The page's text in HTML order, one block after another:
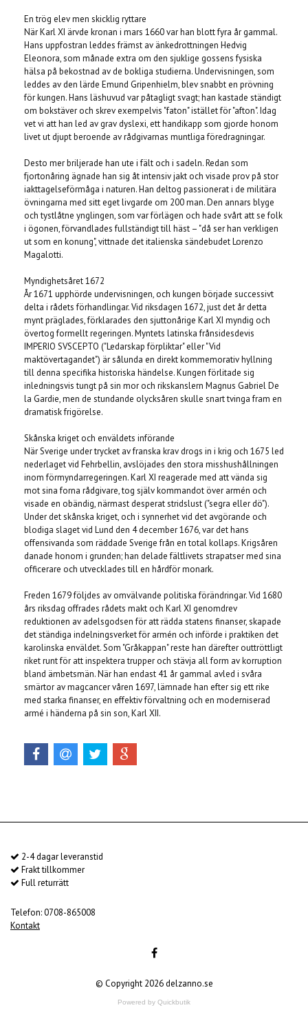
En trög elev men skicklig ryttare
När Karl XI ärvde kronan i mars 1660 var han blott fyra år gammal.
Hans uppfostran leddes främst av änkedrottningen Hedvig
Eleonora, som månade extra om den sjuklige gossens fysiska
hälsa på bekostnad av de bokliga studierna. Undervisningen, som
leddes av den lärde Emund Gripenhielm, blev snabbt en prövning
för kungen. Hans läshuvud var påtagligt svagt; han kastade ständigt
om bokstäver och skrev exempelvis "faton" istället för "afton". Idag
vet vi att han led av grav dyslexi, ett handikapp som gjorde honom
livet ut djupt beroende av rådgivarnas muntliga föredragningar.
Desto mer briljerade han ute i fält och i sadeln. Redan som
fjortonåring ägnade han sig åt intensiv jakt och visade prov på stor
iakttagelseförmåga i naturen. Han deltog passionerat i de militära
övningarna med sitt eget livgarde om 200 man. Den annars blyge
och tystlåtne ynglingen, som var förlägen och hade svårt att se folk
i ögonen, förvandlades fullständigt till häst – "då ser han verkligen
ut som en konung", vittnade det italienska sändebudet Lorenzo
Magalotti.
Myndighetsåret 1672
År 1671 upphörde undervisningen, och kungen började successivt
delta i rådets förhandlingar. Vid riksdagen 1672, just det år detta
mynt präglades, förklarades den sjuttonårige Karl XI myndig och
övertog formellt regeringen. Myntets latinska frånsidesdevis
IMPERIO SVSCEPTO ("Ledarskap förpliktar" eller "Vid
maktövertagandet") är sålunda en direkt kommemorativ hyllning
till denna specifika historiska händelse. Kungen förlitade sig
inledningsvis tungt på sin mor och rikskanslern Magnus Gabriel De
la Gardie, men de stundande olycksåren skulle snart tvinga fram en
dramatisk frigörelse.
Skånska kriget och enväldets införande
När Sverige under trycket av franska krav drogs in i krig och 1675 led
nederlaget vid Fehrbellin, avslöjades den stora misshushållningen
inom förmyndarregeringen. Karl XI reagerade med att vända sig
mot sina forna rådgivare, tog själv kommandot över armén och
visade en obändig, närmast desperat stridslust ("segra eller dö").
Under det skånska kriget, och i synnerhet vid det avgörande och
blodiga slaget vid Lund den 4 december 1676, var det hans
offensivanda som räddade Sverige från en total kollaps. Krigsåren
danade honom i grunden; han delade fältlivets strapatser med sina
officerare och utvecklades till en hårdför monark.
Freden 1679 följdes av omvälvande politiska förändringar. Vid 1680
års riksdag offrades rådets makt och Karl XI genomdrev
reduktionen av adelsgodsen för att rädda statens finanser, skapade
det ständiga indelningsverket för armén och införde i praktiken det
karolinska enväldet. Som "Gråkappan" reste han därefter outtröttligt
riket runt för att inspektera trupper och stävja all form av korruption
bland ämbetsmän. När han endast 41 år gammal avled i svåra
smärtor av magcancer våren 1697, lämnade han efter sig ett rike
med starka finanser, en effektiv förvaltning och en moderniserad
armé i händerna på sin son, Karl XII.
2-4 dagar leveranstid
Frakt tillkommer
Full returrätt
Telefon: 0708-865008
Kontakt
© Copyright 2026 delzanno.se
Powered by Quickbutik